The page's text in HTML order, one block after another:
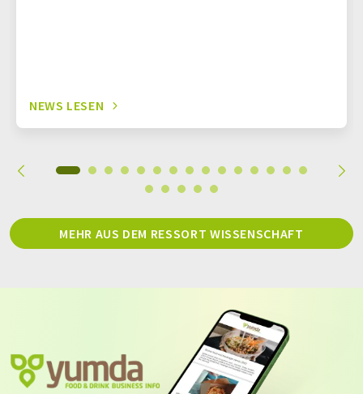
NEWS LESEN
MEHR AUS DEM RESSORT WISSENSCHAFT